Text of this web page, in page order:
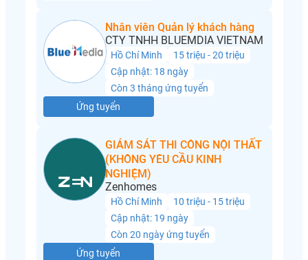
Nhân viên Quản lý khách hàng
CTY TNHH BLUEMDIA VIETNAM
Hồ Chí Minh
15 triệu - 20 triệu
Cập nhật: 18 ngày
Còn 3 tháng ứng tuyển
Ứng tuyển
GIÁM SÁT THI CÔNG NỘI THẤT
(KHÔNG YÊU CẦU KINH
NGHIỆM)
Zenhomes
Hồ Chí Minh
10 triệu - 15 triệu
Cập nhật: 19 ngày
Còn 20 ngày ứng tuyển
Ứng tuyển